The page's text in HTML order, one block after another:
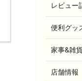
レビュー
便利グッ
家事&雑
店舗情報